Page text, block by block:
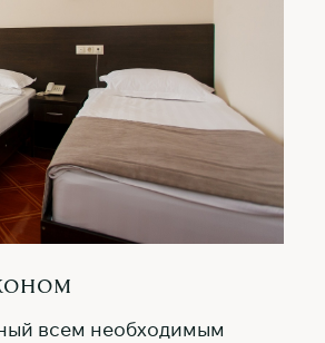
всем необходимым